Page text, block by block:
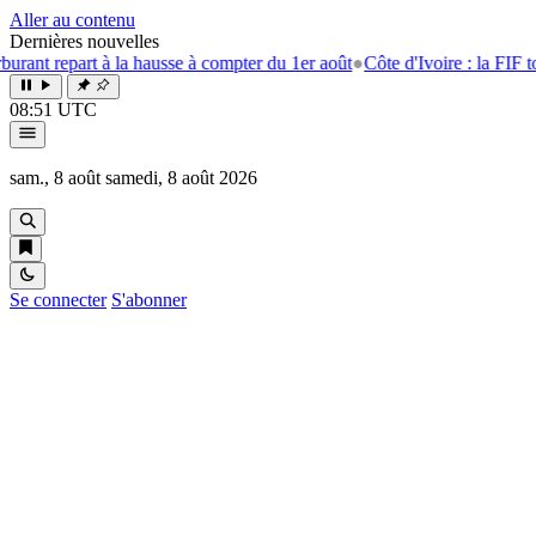
Aller au contenu
Dernières nouvelles
à la hausse à compter du 1er août●Côte d'Ivoire : la FIF tourne
08:51 UTC
sam., 8 août samedi, 8 août 2026
Se connecter S'abonner